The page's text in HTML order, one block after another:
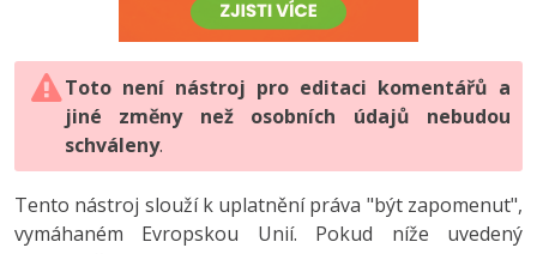
HTML5, CSS3, Bootstrap, SEO
SQL a databáze
Testování a verzování
UML a návrhové vzory
PHP
JavaScript
Python
HTML / CSS
Vývojář mobilních aplikací
C# Game developer
Tester
-80%
JavaScript -80%
PHP -80%
Swift -80%
Digitální gramotnost
Marketing
WordPress
SEO
Photoshop -80%
Adobe Illustrator -80%
Adobe Lightroom
Adobe XD
-25%
Toto není nástroj pro editaci komentářů a
jiné změny než osobních údajů nebudou
schváleny.
Tento nástroj slouží k uplatnění práva "být zapomenut",
vymáhaném Evropskou Unií. Pokud níže uvedený